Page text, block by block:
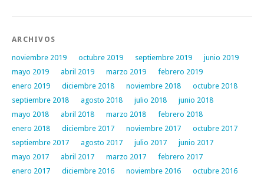
ARCHIVOS
noviembre 2019 octubre 2019 septiembre 2019
junio 2019
mayo 2019
abril 2019 marzo 2019
febrero 2019
enero 2019
diciembre 2018 noviembre 2018
octubre 2018
septiembre 2018
agosto 2018 julio 2018
junio 2018
mayo 2018
abril 2018 marzo 2018
febrero 2018
enero 2018
diciembre 2017 noviembre 2017
octubre 2017
septiembre 2017
agosto 2017 julio 2017
junio 2017
mayo 2017
abril 2017 marzo 2017
febrero 2017
enero 2017
diciembre 2016 noviembre 2016
octubre 2016